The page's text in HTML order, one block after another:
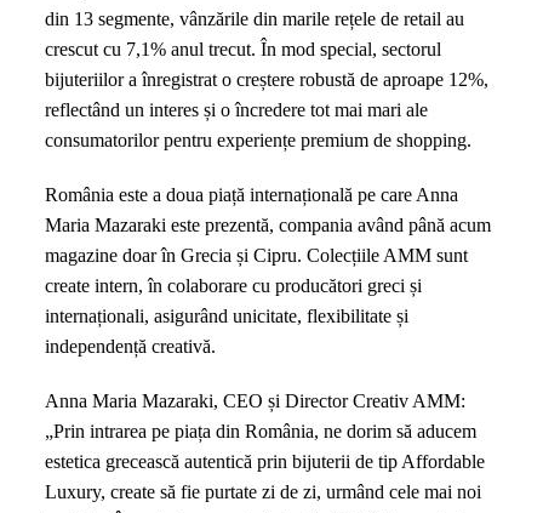
din 13 segmente, vânzările din marile rețele de retail au
crescut cu 7,1% anul trecut. În mod special, sectorul
bijuteriilor a înregistrat o creștere robustă de aproape 12%,
reflectând un interes și o încredere tot mai mari ale
consumatorilor pentru experiențe premium de shopping.
România este a doua piață internațională pe care Anna
Maria Mazaraki este prezentă, compania având până acum
magazine doar în Grecia și Cipru. Colecțiile AMM sunt
create intern, în colaborare cu producători greci și
internaționali, asigurând unicitate, flexibilitate și
independență creativă.
Anna Maria Mazaraki, CEO și Director Creativ AMM:
„Prin intrarea pe piața din România, ne dorim să aducem
estetica grecească autentică prin bijuterii de tip Affordable
Luxury, create să fie purtate zi de zi, urmând cele mai noi